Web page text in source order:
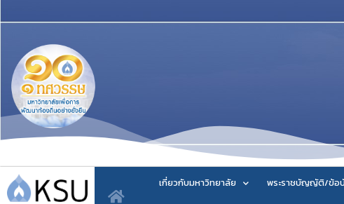
เกี่ยวกับมหาวิทยาลัย พระราชบัญญัติ/ข้อ